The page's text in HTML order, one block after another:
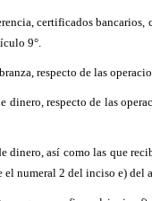
certificados
9°.
respecto de las
dinero, respecto de las
dinero, así como las que
el numeral 2 del inciso e) del